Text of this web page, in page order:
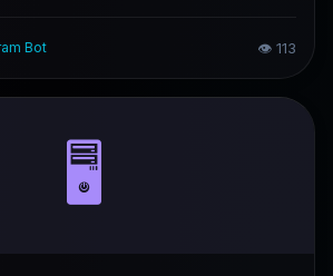
Bot 👁 113
🖥️